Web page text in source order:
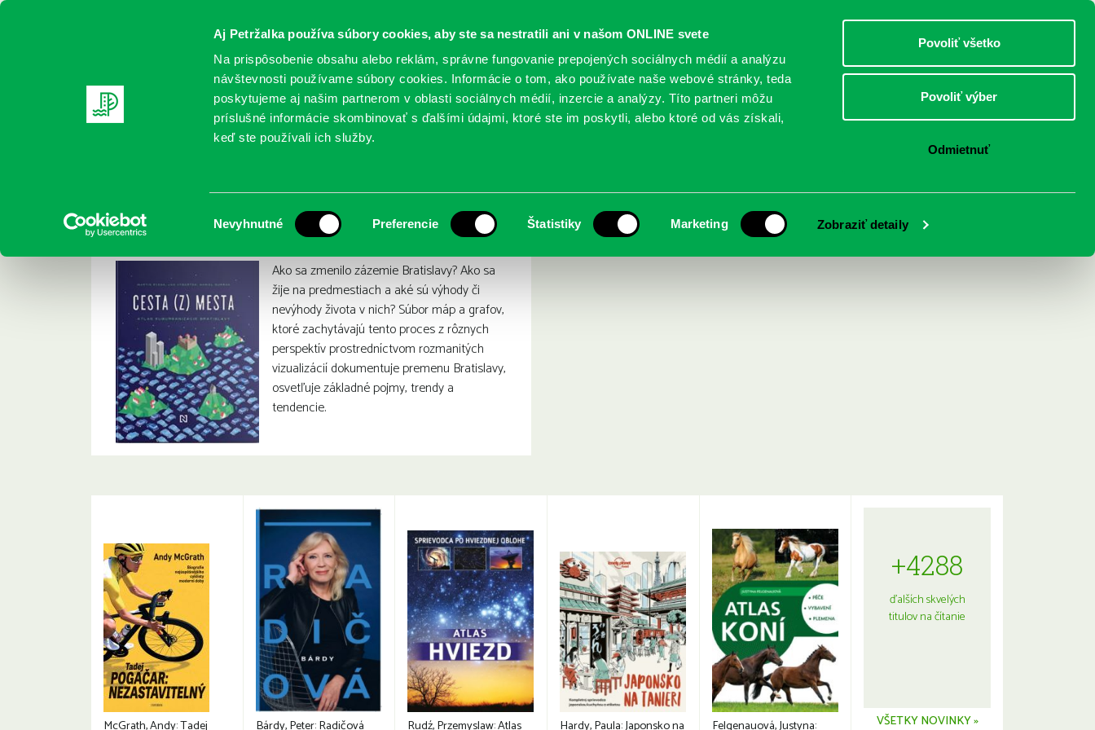
Aj Petržalka používa súbory cookies, aby ste sa nestratili ani v našom ONLINE svete
Na prispôsobenie obsahu alebo reklám, správne fungovanie prepojených sociálnych médií a analýzu
návštevnosti používame súbory cookies. Informácie o tom, ako používate naše webové stránky, teda
poskytujeme aj našim partnerom v oblasti sociálnych médií, inzercie a analýzy. Títo partneri môžu
príslušné informácie skombinovať s ďalšími údajmi, ktoré ste im poskytli, alebo ktoré od vás získali,
keď ste používali ich služby.
súhlasu
Nevyhnutné Preferencie Štatistiky Marketing Zobraziť detaily
Povoliť všetko
Povoliť výber
Odmietnuť
DOSPELÍ
REGISTRUJTE SA ONLINE KATALÓGY SLUŽBY PODUJATIA POBOČKY O KNIŽNICI
Šveda, Martin: Cesta (z) mesta : atlas suburbanizácie Bratislavy
Ako sa zmenilo zázemie Bratislavy? Ako sa
žije na predmestiach a aké sú výhody či
nevýhody života v nich? Súbor máp a grafov,
ktoré zachytávajú tento proces z rôznych
perspektív prostredníctvom rozmanitých
vizualizácií dokumentuje premenu Bratislavy,
osvetľuje základné pojmy, trendy a
tendencie.
McGrath, Andy: Tadej Bárdy, Peter: Radičová Rudź, Przemyslaw: Atlas Hardy, Paula: Japonsko na Felgenauová, Justyna:
+4288
ďalších skvelých
titulov na čítanie
VŠETKY NOVINKY »